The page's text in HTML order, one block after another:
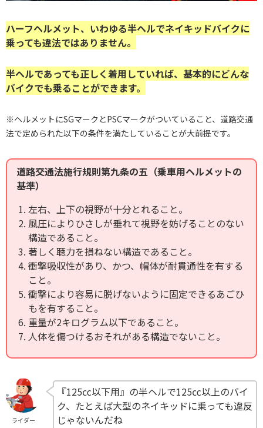
ハーフヘルメット、いわゆる半ヘルでネイキッドバイクに
乗っても違法ではありません。
半ヘルであっても正しく着用していれば、基本的にどんな
バイクでも乗ることができます。
※ヘルメットにSGマークとPSCマークがついていること、道路交通
法で定められた以下の条件を満たしていることが大前提です。
道路交通法施行規則第九条の五（乗車用ヘルメットの
基準）
左右、上下の視野が十分とれること。
風圧によりひさしが垂れて視野を妨げることのない
構造であること。
著しく聴力を損ねない構造であること。
衝撃吸収性があり、かつ、帽体が耐貫通性を有する
こと。
衝撃により容易に脱げないように固定できるあごひ
もを有すること。
重量が2キログラム以下であること。
人体を傷つけるおそれがある構造でないこと。
ライダー
『125㏄以下用』の半ヘルで125㏄以上のバイ
ク、たとえば大型のネイキッドに乗っても違反
じゃないんだね